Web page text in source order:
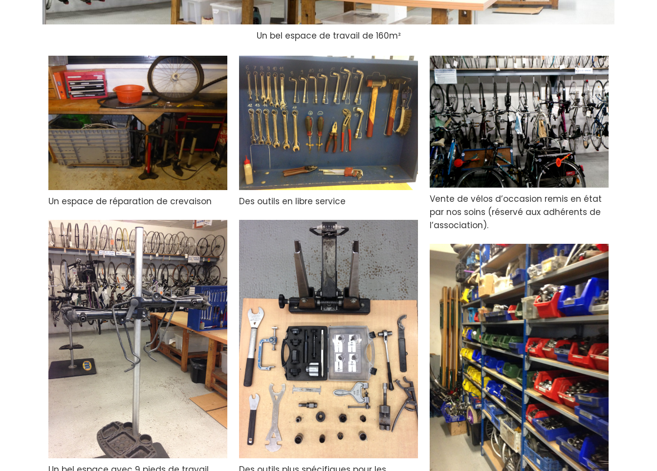
Un bel espace de travail de 160m²
Un espace de réparation de crevaison Des outils en libre service
Vente de vélos d’occasion remis en état
par nos soins (réservé aux adhérents de
l’association).